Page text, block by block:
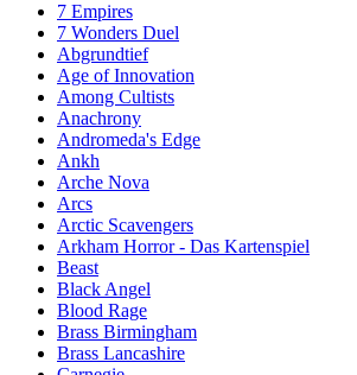
7 Empires
7 Wonders Duel
Abgrundtief
Age of Innovation
Among Cultists
Anachrony
Andromeda's Edge
Ankh
Arche Nova
Arcs
Arctic Scavengers
Arkham Horror - Das Kartenspiel
Beast
Black Angel
Blood Rage
Brass Birmingham
Brass Lancashire